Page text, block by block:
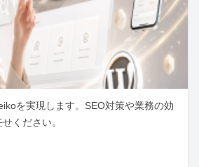
を実現します。SEO対策や業務の効
ください。